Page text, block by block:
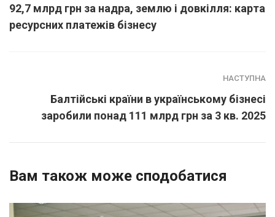
92,7 млрд грн за надра, землю і довкілля: карта
ресурсних платежів бізнесу
НАСТУПНА
Балтійські країни в українському бізнесі
заробили понад 111 млрд грн за 3 кв. 2025
Вам також може сподобатися